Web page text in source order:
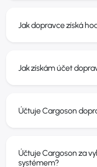
Jak dopravce získá
Jak získám účet
Účtuje Cargoson
Účtuje Cargoson za
systémem?